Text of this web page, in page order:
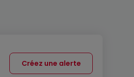
Créez une alerte